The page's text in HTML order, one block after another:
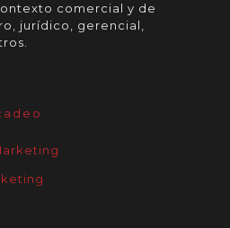
comercial y de
jurídico, gerencial,